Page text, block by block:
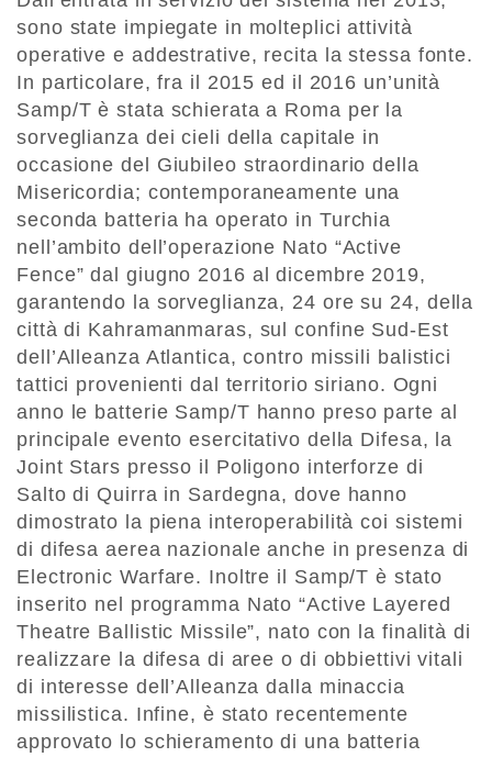
sono state impiegate in molteplici attività
operative e addestrative, recita la stessa fonte.
In particolare, fra il 2015 ed il 2016 un’unità
Samp/T è stata schierata a Roma per la
sorveglianza dei cieli della capitale in
occasione del Giubileo straordinario della
Misericordia; contemporaneamente una
seconda batteria ha operato in Turchia
nell’ambito dell’operazione Nato “Active
Fence” dal giugno 2016 al dicembre 2019,
garantendo la sorveglianza, 24 ore su 24, della
città di Kahramanmaras, sul confine Sud-Est
dell’Alleanza Atlantica, contro missili balistici
tattici provenienti dal territorio siriano. Ogni
anno le batterie Samp/T hanno preso parte al
principale evento esercitativo della Difesa, la
Joint Stars presso il Poligono interforze di
Salto di Quirra in Sardegna, dove hanno
dimostrato la piena interoperabilità coi sistemi
di difesa aerea nazionale anche in presenza di
Electronic Warfare. Inoltre il Samp/T è stato
inserito nel programma Nato “Active Layered
Theatre Ballistic Missile”, nato con la finalità di
realizzare la difesa di aree o di obbiettivi vitali
di interesse dell’Alleanza dalla minaccia
missilistica. Infine, è stato recentemente
approvato lo schieramento di una batteria